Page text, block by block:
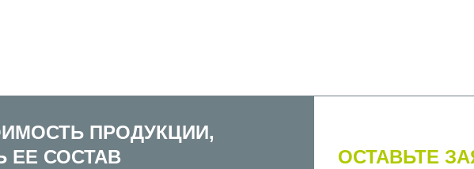
ПРОДУКЦИИ,
ЕЕ СОСТАВ
ОСТАВЬТЕ